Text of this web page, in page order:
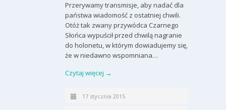
Przerywamy transmisje, aby nadać dla
państwa wiadomość z ostatniej chwili.
Otóż tak zwany przywódca Czarnego
Słońca wypuścił przed chwilą nagranie
do holonetu, w którym dowiadujemy się,
że w niedawno wspomniana…
Czytaj więcej →
17 stycznia 2015